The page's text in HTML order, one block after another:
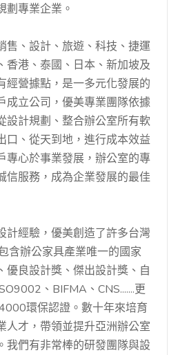
劃專業企業。
售、設計、旅遊、科技、捷運
香港、泰國、日本、新加坡及
經營據點，是一多元化發展的
成立公司，優美專業團隊依據
設計規劃、整合辦公室所有軟
口、從天到地，進行成本效益
專心於事業發展，辦公室的專
信服務，成為企業發展的最佳
計經驗，優美創造了許多台灣
含辦公家具產業唯一的國家
優良設計獎、傑出設計獎、自
、BIFMA、CNS.......更
環保認證。數十年來培育
人才，帶領並提升亞洲辦公室
我們有非常棒的研發團隊與設